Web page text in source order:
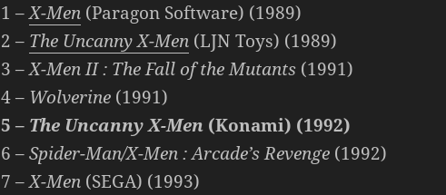
1 –X-Men (Paragon Software) (1989)
2 – The Uncanny X-Men (LJN Toys) (1989)
3 –X-Men II : The Fall of the Mutants (1991)
4 – Wolverine (1991)
5 – The Uncanny X-Men (Konami) (1992)
6 –Spider-Man/X-Men : Arcade’s Revenge (1992)
7 –X-Men (SEGA) (1993)